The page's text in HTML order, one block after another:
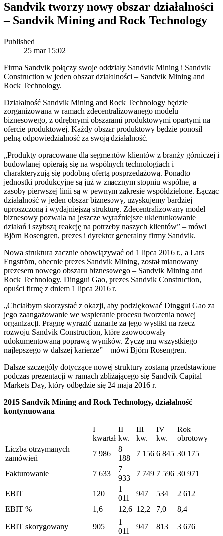
Sandvik tworzy nowy obszar działalności
– Sandvik Mining and Rock Technology
Published
25 mar 15:02
Firma Sandvik połączy swoje oddziały Sandvik Mining i Sandvik
Construction w jeden obszar działalności – Sandvik Mining and
Rock Technology.
Działalność Sandvik Mining and Rock Technology będzie
zorganizowana w ramach zdecentralizowanego modelu
biznesowego, z odrębnymi obszarami produktowymi opartymi na
ofercie produktowej. Każdy obszar produktowy będzie ponosił
pełną odpowiedzialność za swoją działalność.
„Produkty opracowane dla segmentów klientów z branży górniczej i
budowlanej opierają się na wspólnych technologiach i
charakteryzują się podobną ofertą posprzedażową. Ponadto
jednostki produkcyjne są już w znacznym stopniu wspólne, a
zasoby pierwszej linii są w pewnym zakresie współdzielone. Łącząc
działalność w jeden obszar biznesowy, uzyskujemy bardziej
uproszczoną i wydajniejszą strukturę. Zdecentralizowany model
biznesowy pozwala na jeszcze wyraźniejsze ukierunkowanie
działań i szybszą reakcję na potrzeby naszych klientów” – mówi
Björn Rosengren, prezes i dyrektor generalny firmy Sandvik.
Nowa struktura zacznie obowiązywać od 1 lipca 2016 r., a Lars
Engström, obecnie prezes Sandvik Mining, został mianowany
prezesem nowego obszaru biznesowego – Sandvik Mining and
Rock Technology. Dinggui Gao, prezes Sandvik Construction,
opuści firmę z dniem 1 lipca 2016 r.
„Chciałbym skorzystać z okazji, aby podziękować Dinggui Gao za
jego zaangażowanie we wspieranie procesu tworzenia nowej
organizacji. Pragnę wyrazić uznanie za jego wysiłki na rzecz
rozwoju Sandvik Construction, które zaowocowały
udokumentowaną poprawą wyników. Życzę mu wszystkiego
najlepszego w dalszej karierze” – mówi Björn Rosengren.
Dalsze szczegóły dotyczące nowej struktury zostaną przedstawione
podczas prezentacji w ramach zbliżającego się Sandvik Capital
Markets Day, który odbędzie się 24 maja 2016 r.
2015 Sandvik Mining and Rock Technology, działalność
kontynuowana
I
kwartał
II
kw.
III
kw.
IV
kw.
Rok
obrotowy
Liczba otrzymanych
zamówień
7 986
8
188
7 156 6 845 30 175
Fakturowanie 7 633
7
933
7 749 7 596 30 971
EBIT 120
1
011
947 534
2 612
EBIT %
1,6 12,6 12,2 7,0 8,4
EBIT skorygowany 905
1
011
947 813
3 676